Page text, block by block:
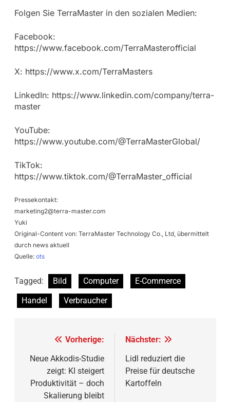
Folgen Sie TerraMaster in den sozialen Medien:
Facebook:
https://www.facebook.com/TerraMasterofficial
X: https://www.x.com/TerraMasters
LinkedIn: https://www.linkedin.com/company/terra-
master
YouTube:
https://www.youtube.com/@TerraMasterGlobal/
TikTok:
https://www.tiktok.com/@TerraMaster_official
Pressekontakt:
marketing2@terra-master.com
Yuki
Original-Content von: TerraMaster Technology Co., Ltd, übermittelt
durch news aktuell
Quelle: ots
Tagged: Bild Computer
E-Commerce
Handel
Verbraucher
Beitragsnavigation
Vorherige:
Neue Akkodis-Studie
zeigt: KI steigert
Produktivität – doch
Skalierung bleibt
Nächster:
Lidl reduziert die
Preise für deutsche
Kartoffeln